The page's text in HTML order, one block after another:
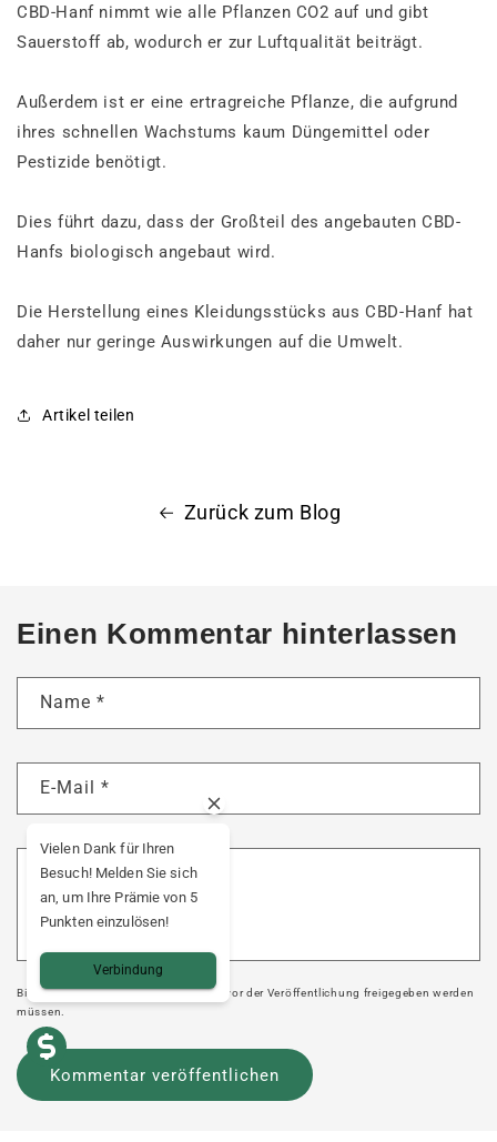
CBD-Hanf nimmt wie alle Pflanzen CO2 auf und gibt
Sauerstoff ab, wodurch er zur Luftqualität beiträgt.
Außerdem ist er eine ertragreiche Pflanze, die aufgrund
ihres schnellen Wachstums kaum Düngemittel oder
Pestizide benötigt.
Dies führt dazu, dass der Großteil des angebauten CBD-
Hanfs biologisch angebaut wird.
Die Herstellung eines Kleidungsstücks aus CBD-Hanf hat
daher nur geringe Auswirkungen auf die Umwelt.
Artikel teilen
Zurück zum Blog
Einen Kommentar hinterlassen
Name *
E-Mail *
Kommentar*
Bitte beachten Sie, dass Kommentare vor der Veröffentlichung freigegeben werden
müssen.
Vielen Dank für Ihren
Besuch! Melden Sie sich
an, um Ihre Prämie von 5
Punkten einzulösen!
Verbindung